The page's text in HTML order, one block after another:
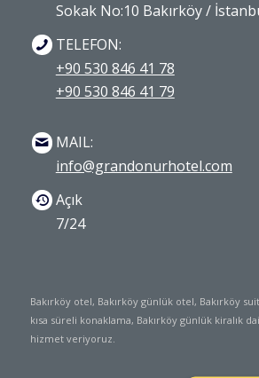
Sokak No:10 Bakırköy /
TELEFON:
+90 530 846 41 78
+90 530 846 41 79
MAIL:
info@grandonurhotel.com
Açık
7/24
Bakırköy otel, Bakırköy günlük otel, Bakırköy
kısa süreli konaklama, Bakırköy günlük kiralık
hizmet veriyoruz.